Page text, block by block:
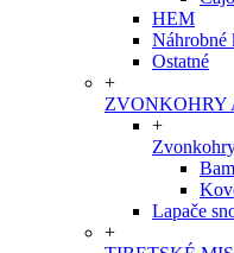
HEM
Náhrobné
Ostatné
+
ZVONKOHRY
+
Lapače
+